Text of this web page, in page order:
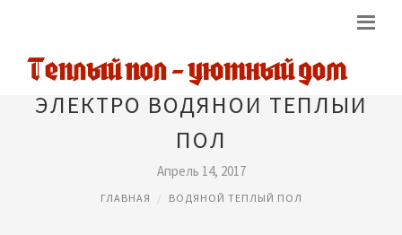
ЭЛЕКТРО ВОДЯНОЙ ТЕПЛЫЙ
ПОЛ
Апрель 14, 2017
ГЛАВНАЯ ВОДЯНОЙ ТЕПЛЫЙ ПОЛ